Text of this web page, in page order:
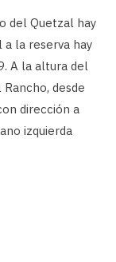
del Quetzal hay
a la reserva hay
A la altura del
desde
dirección a
izquierda